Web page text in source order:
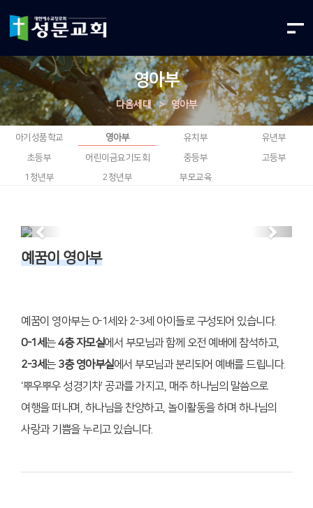
영아부
다음세대 > 영아부
아기성품학교 영아부 유치부 유년부
초등부 어린이금요기도회 중등부
고등부
1청년부
2청년부 부모교육
Previous Next
예꿈이 영아부
예꿈이 영아부는 0-1세와 2-3세 아이들로 구성되어 있습니다.
0-1세 는4층 자모실에서 부모님과 함께 오전 예배에 참석하고,
2-3세 는 3층 영아부실에서 부모님과 분리되어 예배를 드립니다.
‘뿌우뿌우 성경기차’ 공과를 가지고, 매주 하나님의 말씀으로
여행을 떠나며, 하나님을 찬양하고, 놀이활동을 하며 하나님의
사랑과 기쁨을 누리고 있습니다.